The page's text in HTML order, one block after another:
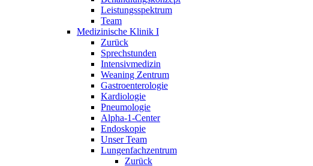
Leistungsspektrum
Team
Medizinische Klinik I
Zurück
Sprechstunden
Intensivmedizin
Weaning Zentrum
Gastroenterologie
Kardiologie
Pneumologie
Alpha-1-Center
Endoskopie
Unser Team
Lungenfachzentrum
Zurück